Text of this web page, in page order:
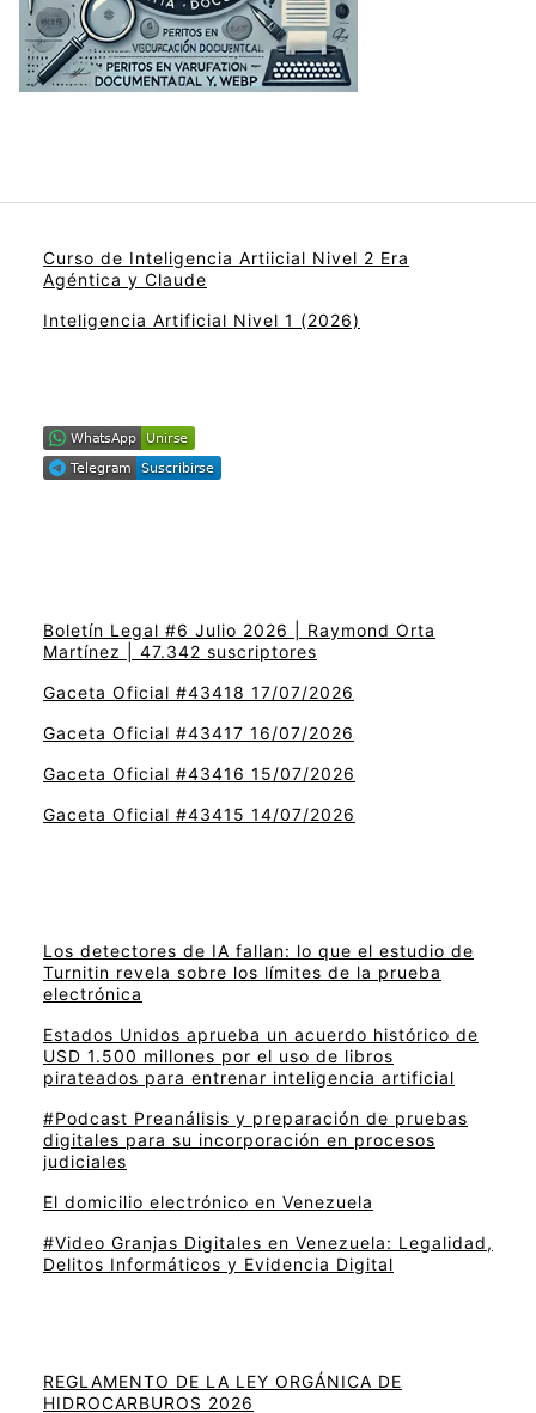
Curso de Inteligencia Artiicial Nivel 2 Era
Agéntica y Claude
Inteligencia Artificial Nivel 1 (2026)
Boletín Legal #6 Julio 2026 | Raymond Orta
Martínez | 47.342 suscriptores
Gaceta Oficial #43418 17/07/2026
Gaceta Oficial #43417 16/07/2026
Gaceta Oficial #43416 15/07/2026
Gaceta Oficial #43415 14/07/2026
Los detectores de IA fallan: lo que el estudio de
Turnitin revela sobre los límites de la prueba
electrónica
Estados Unidos aprueba un acuerdo histórico de
USD 1.500 millones por el uso de libros
pirateados para entrenar inteligencia artificial
#Podcast Preanálisis y preparación de pruebas
digitales para su incorporación en procesos
judiciales
El domicilio electrónico en Venezuela
#Video Granjas Digitales en Venezuela: Legalidad,
Delitos Informáticos y Evidencia Digital
REGLAMENTO DE LA LEY ORGÁNICA DE
HIDROCARBUROS 2026